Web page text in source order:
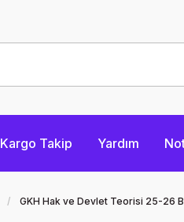
Kargo Takip Yardım
GKH Hak ve Devlet Teorisi 25-26